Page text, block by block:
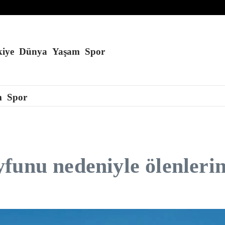
Dünya Yaşam Spor
Spor
nedeniyle ölenlerin